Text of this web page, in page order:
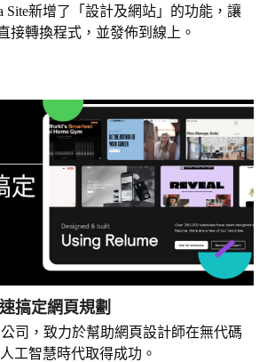
Site新增了「設計及網站」的功能，讓
接轉換程式，並發佈到線上。
搞定網頁規劃
司，致力於幫助網頁設計師在無代碼
工智慧時代取得成功。